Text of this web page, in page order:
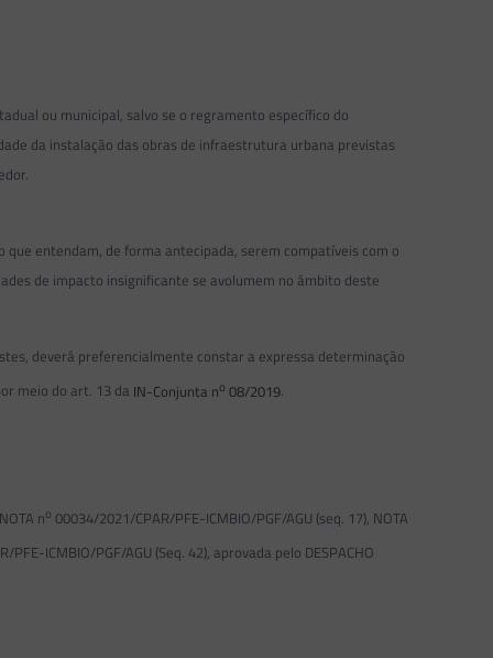
ou municipal, salvo se o regramento específico do
da instalação das obras de infraestrutura urbana previstas
entendam, de forma antecipada, serem compatíveis com o
de impacto insignificante se avolumem no âmbito deste
deverá preferencialmente constar a expressa determinação
meio do art. 13 da IN-Conjunta no 08/2019.
no 00034/2021/CPAR/PFE-ICMBIO/PGF/AGU (seq. 17), NOTA
ICMBIO/PGF/AGU (Seq. 42), aprovada pelo DESPACHO